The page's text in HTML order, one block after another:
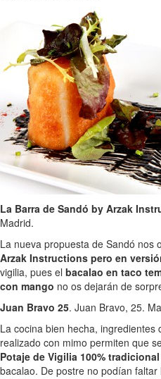
La Barra de Sandó by Arzak
Madrid.
La nueva propuesta de Sandó nos
Arzak Instructions pero en
vigilia, pues el bacalao en taco
con mango no os dejarán de
Juan Bravo 25. Juan Bravo, 25.
La cocina bien hecha, ingredientes
realizado con mimo permiten que
Potaje de Vigilia 100% tradicional
bacalao. De postre no podían